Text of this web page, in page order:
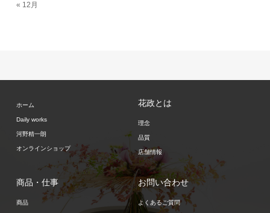
« 12月
ホーム
Daily works
河野精一朗
オンラインショップ
花政とは
理念
品質
店舗情報
商品・仕事
商品
お問い合わせ
よくあるご質問